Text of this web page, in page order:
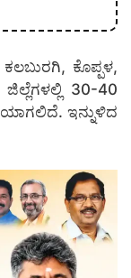
ಕೊಪ್ಪಳ,
30-40
ಇನ್ನುಳಿದ